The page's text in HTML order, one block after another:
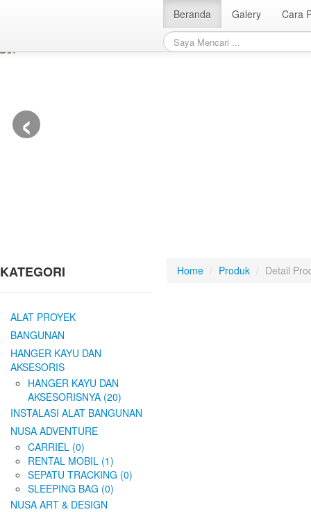
Beranda Galery Cara
‹
KATEGORI
ALAT PROYEK
BANGUNAN
HANGER KAYU DAN
AKSESORIS
HANGER KAYU DAN
AKSESORISNYA (20)
INSTALASI ALAT BANGUNAN
NUSA ADVENTURE
CARRIEL (0)
RENTAL MOBIL (1)
SEPATU TRACKING (0)
SLEEPING BAG (0)
NUSA ART & DESIGN
Home / Produk / Detail